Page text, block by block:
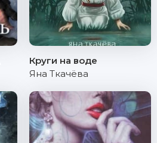
Круги на воде
Яна Ткачёва